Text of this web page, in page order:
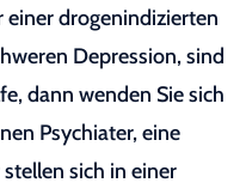
einer drogenindizierten
Depression, sind
dann wenden Sie sich
Psychiater, eine
sich in einer